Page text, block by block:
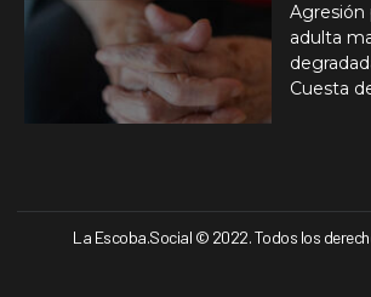
Agresión
adulta
Cuesta
La Escoba.Social © 2022. Todos los